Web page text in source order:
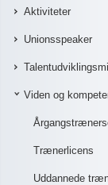
Aktiviteter
Unionsspeaker
Viden og
Trænerlicens
Uddannede